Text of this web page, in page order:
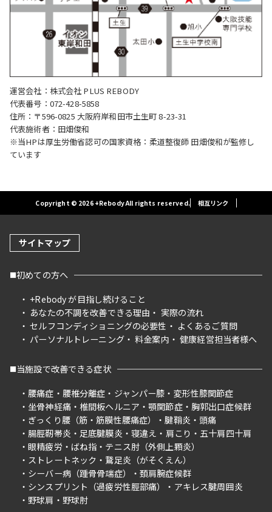
運営会社：株式会社 PLUS REBODY
代表番号：072-428-5858
住所：〒596-0825 大阪府岸和田市土生町 8-23-31
代表施術者：田畑俊和
※当HPは厚生労働省認可の国家資格：柔道整復師 田畑俊和が監修し
ています
Copyright © 2026 +Rebody All rights reserved. 相互リンク
サイトマップ
初めての方へ
+Rebody が目指し続けること
あなたの不調を改善できる理由
実際の流れ
セルフコンディショニングの必要性
よくあるご質問
パーソナルトレーニング
料金案内 健康経営担当者様へ
当施設で改善できる症状
腰痛症
腰椎分離症 ジャンパー膝
変形性膝関節症
坐骨神経痛
椎間板ヘルニア 顎関節症
胸郭出口症候群
ぎっくり腰（筋・筋膜性腰痛症）
腱鞘炎
頭痛
腸脛靭帯炎
足底腱膜炎 寝違え 肩こり
五十肩四十肩
眼精疲労
ばね指
テニス肘（外側上顆炎）
ストレートネック
鵞足炎（がそくえん）
シーバー病（踵骨骨端症）
頚肩腕症候群
シンスプリント（過疲労性脛部痛）
アキレス腱周囲炎
野球肩
野球肘